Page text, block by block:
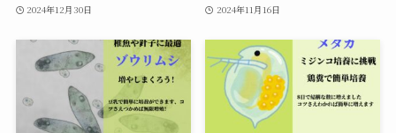
2024年12月30日 2024年11月16日